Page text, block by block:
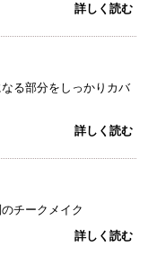
詳しく読む
る部分をしっかりカバ
詳しく読む
チークメイク
詳しく読む